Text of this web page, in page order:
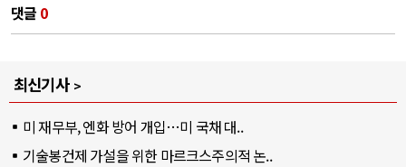
댓글 0
최신기사
미 재무부, 엔화 방어 개입…미 국채 대..
기술봉건제 가설을 위한 마르크스주의적 논..